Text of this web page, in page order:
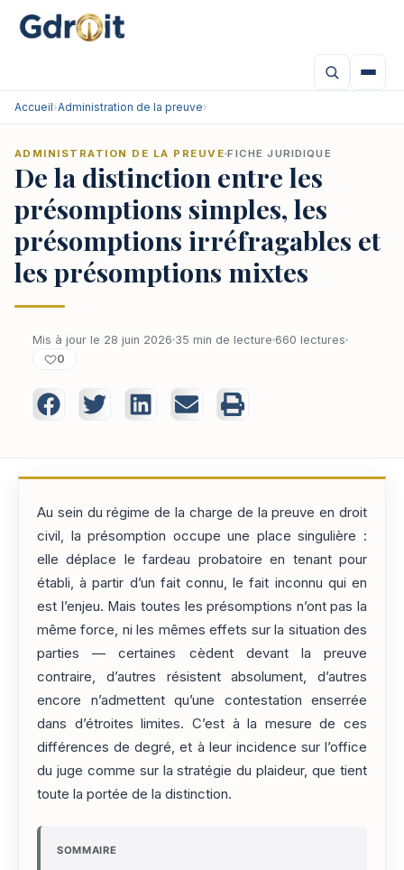
Accueil›Administration de la preuve›
ADMINISTRATION DE LA PREUVE FICHE JURIDIQUE
De la distinction entre les
présomptions simples, les
présomptions irréfragables et
les présomptions mixtes
Mis à jour le 28 juin 2026 35 min de lecture 660 lectures
0
Au sein du régime de la charge de la preuve en droit
civil, la présomption occupe une place singulière :
elle déplace le fardeau probatoire en tenant pour
établi, à partir d’un fait connu, le fait inconnu qui en
est l’enjeu. Mais toutes les présomptions n’ont pas la
même force, ni les mêmes effets sur la situation des
parties — certaines cèdent devant la preuve
contraire, d’autres résistent absolument, d’autres
encore n’admettent qu’une contestation enserrée
dans d’étroites limites. C’est à la mesure de ces
différences de degré, et à leur incidence sur l’office
du juge comme sur la stratégie du plaideur, que tient
toute la portée de la distinction.
SOMMAIRE